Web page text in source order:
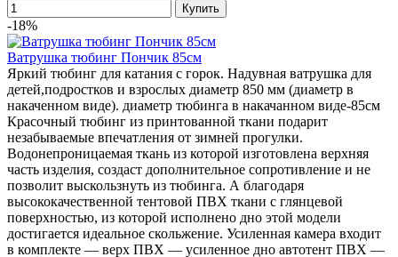
-18%
Ватрушка тюбинг Пончик 85см
Яркий тюбинг для катания с горок. Надувная ватрушка для
детей,подростков и взрослых диаметр 850 мм (диаметр в
накаченном виде). диаметр тюбинга в накачанном виде-85см
Красочный тюбинг из принтованной ткани подарит
незабываемые впечатления от зимней прогулки.
Водонепроницаемая ткань из которой изготовлена верхняя
часть изделия, создаст дополнительное сопротивление и не
позволит выскользнуть из тюбинга. А благодаря
высококачественной тентовой ПВХ ткани с глянцевой
поверхностью, из которой исполнено дно этой модели
достигается идеальное скольжение. Усиленная камера входит
в комплекте — верх ПВХ — усиленное дно автотент ПВХ —